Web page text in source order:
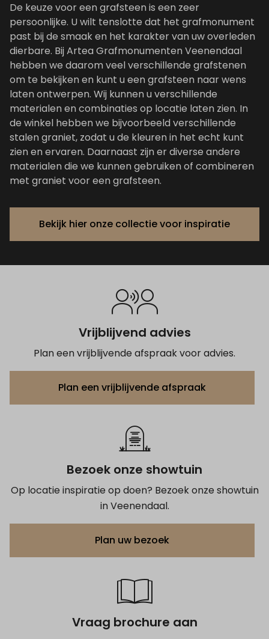
De keuze voor een grafsteen is een zeer
persoonlijke. U wilt tenslotte dat het grafmonument
past bij de smaak en het karakter van uw overleden
dierbare. Bij Artea Grafmonumenten Veenendaal
hebben we daarom veel verschillende grafstenen
om te bekijken en kunt u een grafsteen naar wens
laten ontwerpen. Wij kunnen u verschillende
materialen en combinaties op locatie laten zien. In
de winkel hebben we bijvoorbeeld verschillende
stalen graniet, zodat u de kleuren in het echt kunt
zien en ervaren. Daarnaast zijn er diverse andere
materialen die we kunnen gebruiken of combineren
met graniet voor een grafsteen.
Bekijk hier onze collectie voor inspiratie
Vrijblijvend advies
Plan een vrijblijvende afspraak voor advies.
Plan een vrijblijvende afspraak
Bezoek onze showtuin
Op locatie inspiratie op doen? Bezoek onze showtuin
in Veenendaal.
Plan uw bezoek
Vraag brochure aan